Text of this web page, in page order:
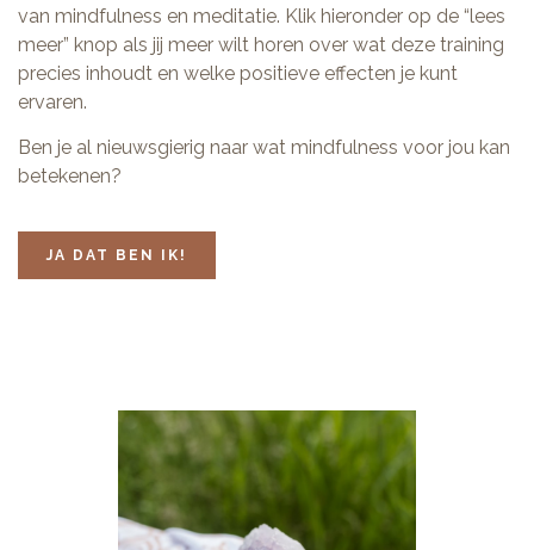
van mindfulness en meditatie. Klik hieronder op de “lees
meer” knop als jij meer wilt horen over wat deze training
precies inhoudt en welke positieve effecten je kunt
ervaren.
Ben je al nieuwsgierig naar wat mindfulness voor jou kan
betekenen?
JA DAT BEN IK!